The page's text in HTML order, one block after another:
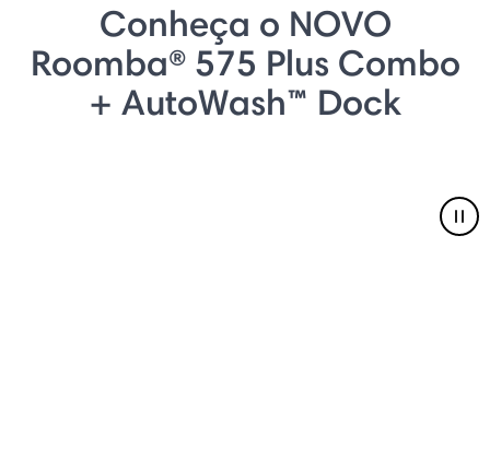
Conheça o NOVO
Roomba® 575 Plus Combo
+ AutoWash™ Dock